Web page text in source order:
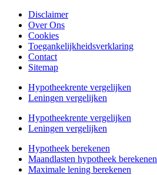
Disclaimer
Over Ons
Cookies
Toegankelijkheidsverklaring
Contact
Sitemap
Hypotheekrente vergelijken
Leningen vergelijken
Hypotheekrente vergelijken
Leningen vergelijken
Hypotheek berekenen
Maandlasten hypotheek berekenen
Maximale lening berekenen